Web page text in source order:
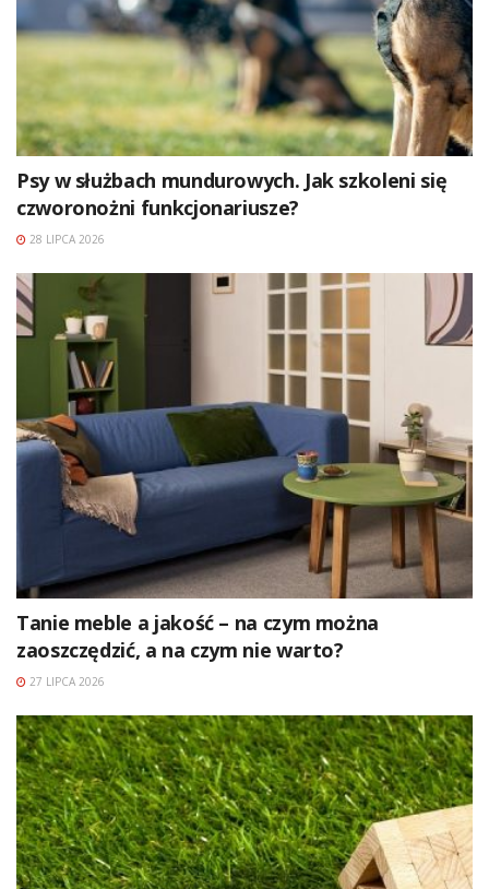
Psy w służbach mundurowych. Jak szkoleni się
czworonożni funkcjonariusze?
28 LIPCA 2026
Tanie meble a jakość – na czym można
zaoszczędzić, a na czym nie warto?
27 LIPCA 2026